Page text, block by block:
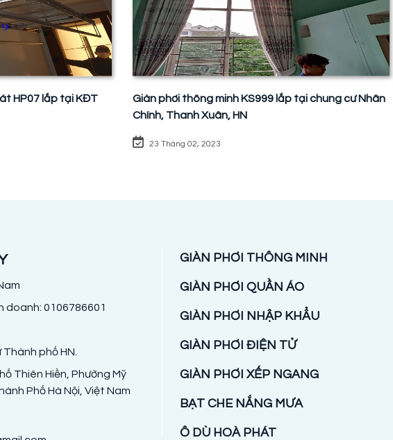
HP07 lắp tại KĐT
Giàn phơi thông minh KS999 lắp tại chung cư Nhân
Chính, Thanh Xuân, HN
23 Tháng 02, 2023
doanh: 0106786601
phố HN.
Thiên Hiền, Phường Mỹ
Phố Hà Nội, Việt Nam
GIÀN PHƠI THÔNG MINH
GIÀN PHƠI QUẦN ÁO
GIÀN PHƠI NHẬP KHẨU
GIÀN PHƠI ĐIỆN TỬ
GIÀN PHƠI XẾP NGANG
BẠT CHE NẮNG MƯA
Ô DÙ HOÀ PHÁT